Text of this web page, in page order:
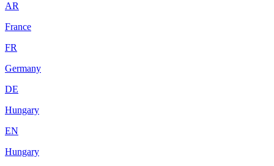
AR
France
FR
Germany
DE
Hungary
EN
Hungary